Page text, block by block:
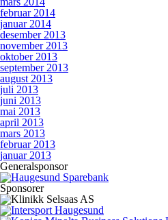
februar 2014
januar 2014
desember 2013
november 2013
oktober 2013
september 2013
august 2013
juli 2013
juni 2013
mai 2013
april 2013
mars 2013
februar 2013
januar 2013
Generalsponsor
Sponsorer